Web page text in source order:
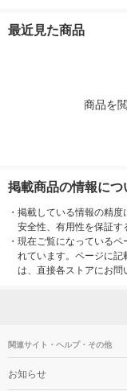
最近見た商品
商品を
掲載商品の情報につ
・ 掲載している情報の精度
安全性、有用性を保証す
・ 現在ご覧になっているペ
れています。ページに記
は、直接各ストアにお問
関連サイト・ヘルプ・その他
お知らせ